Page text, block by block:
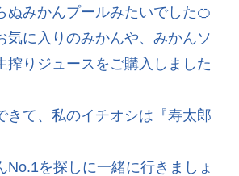
ぬみかんプールみたいでした🍊
気に入りのみかんや、みかんソ
搾りジュースをご購入しました
きて、私のイチオシは『寿太郎
No.1を探しに一緒に行きましょ